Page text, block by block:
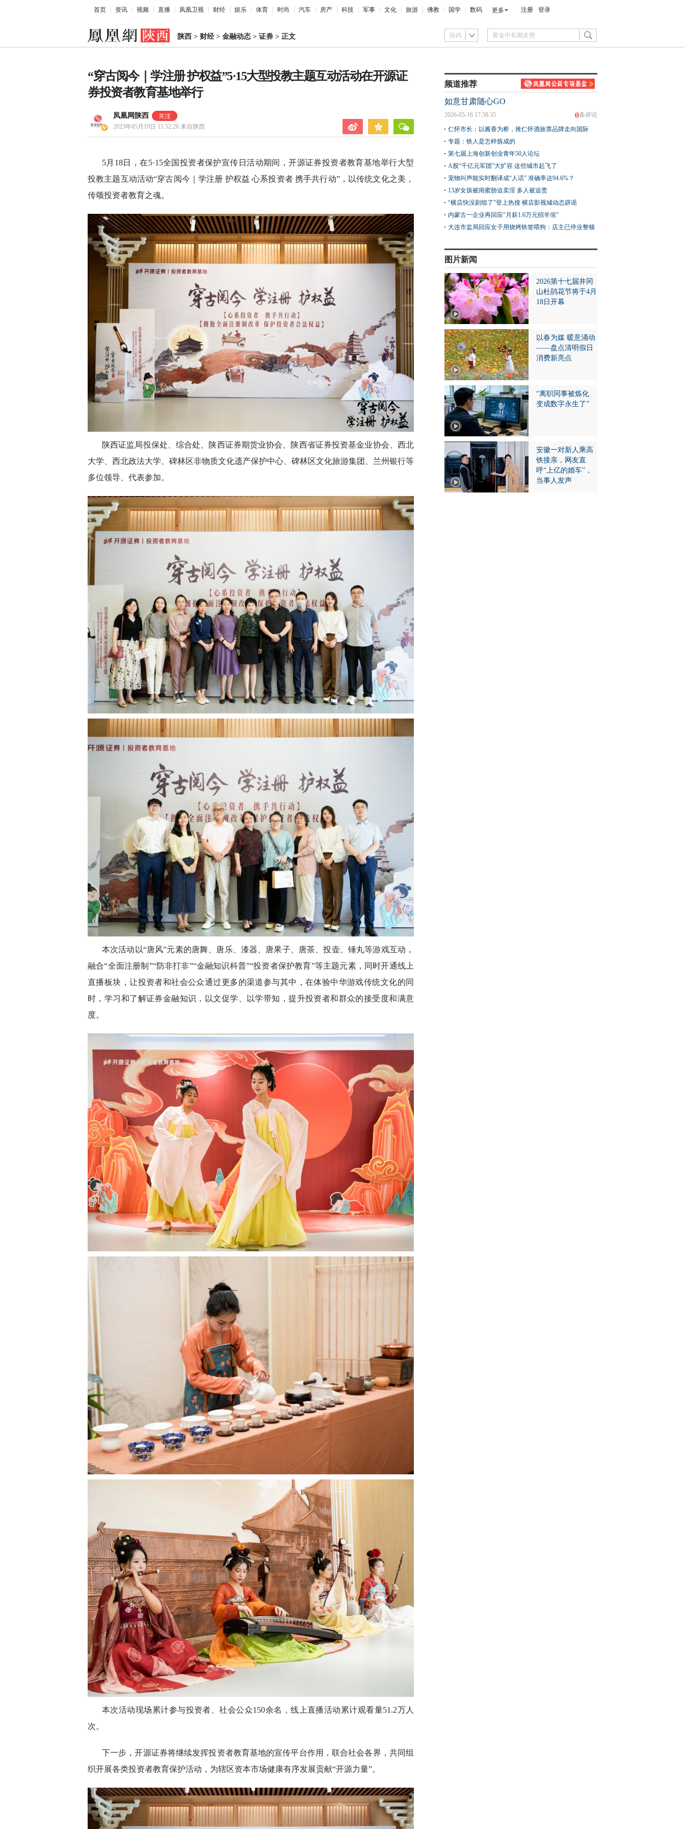
首页 资讯 视频 直播 凤凰卫视 财经 娱乐 体育 时尚 汽车 房产 科技 军事 文化 旅游 佛教 国学 数码 更多 注册 登录
陕西 > 财经> 金融动态 > 证券 > 正文 站内
“穿古阅今｜学注册 护权益”5·15大型投教主题互动活动在开源证
券投资者教育基地举行
凤凰网陕西
2023年05月19日 11:52:26 来自陕西
5月18日，在5·15全国投资者保护宣传日活动期间，开源证券投资者教育基地举行大型
投教主题互动活动“穿古阅今｜学注册 护权益 心系投资者 携手共行动”，以传统文化之美，
传颂投资者教育之魂。
陕西证监局投保处、综合处、陕西证券期货业协会、陕西省证券投资基金业协会、西北
大学、西北政法大学、碑林区非物质文化遗产保护中心、碑林区文化旅游集团、兰州银行等
多位领导、代表参加。
本次活动以“唐风”元素的唐舞、唐乐、漆器、唐果子、唐茶、投壶、锤丸等游戏互动，
融合“全面注册制”“防非打非”“金融知识科普”“投资者保护教育”等主题元素，同时开通线上
直播板块，让投资者和社会公众通过更多的渠道参与其中，在体验中华游戏传统文化的同
时，学习和了解证券金融知识，以文促学、以学带知，提升投资者和群众的接受度和满意
度。
本次活动现场累计参与投资者、社会公众150余名，线上直播活动累计观看量51.2万人
次。
下一步，开源证券将继续发挥投资者教育基地的宣传平台作用，联合社会各界，共同组
织开展各类投资者教育保护活动，为辖区资本市场健康有序发展贡献“开源力量”。
频道推荐
如意甘肃随心GO
0条评论
2026-05-16 17:58:35
仁怀市长：以酱香为桥，推仁怀酒旅票品牌走向国际
专题：铁人是怎样炼成的
第七届上海创新创业青年50人论坛
A股“千亿元军团”大扩容 这些城市起飞了
宠物叫声能实时翻译成“人话” 准确率达94.6%？
13岁女孩被闺蜜胁迫卖淫 多人被追责
“横店快没剧组了”登上热搜 横店影视城动态辟谣
内蒙古一企业再回应“月薪1.6万元招羊倌”
大连市监局回应女子用烧烤铁签喂狗：店主已停业整顿
图片新闻
2026第十七届井冈
山杜鹃花节将于4月
18日开幕
以春为媒 暖意涌动
——盘点清明假日
消费新亮点
“离职同事被炼化
变成数字永生了”
安徽一对新人乘高
铁接亲，网友直
呼“上亿的婚车”，
当事人发声